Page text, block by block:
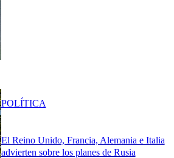
El Reino Unido, Francia, Alemania e Italia
advierten sobre los planes de Rusia
POLÍTICA